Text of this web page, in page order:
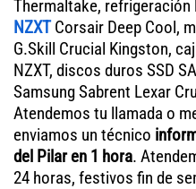
Thermaltake, refrigeración
NZXTCorsair Deep Cool,
G.Skill Crucial Kingston,
NZXT, discos duros SSD
Samsung Sabrent Lexar
Atendemos tu llamada o
enviamos un técnico
del Pilar en 1 hora.
24 horas, festivos fin de